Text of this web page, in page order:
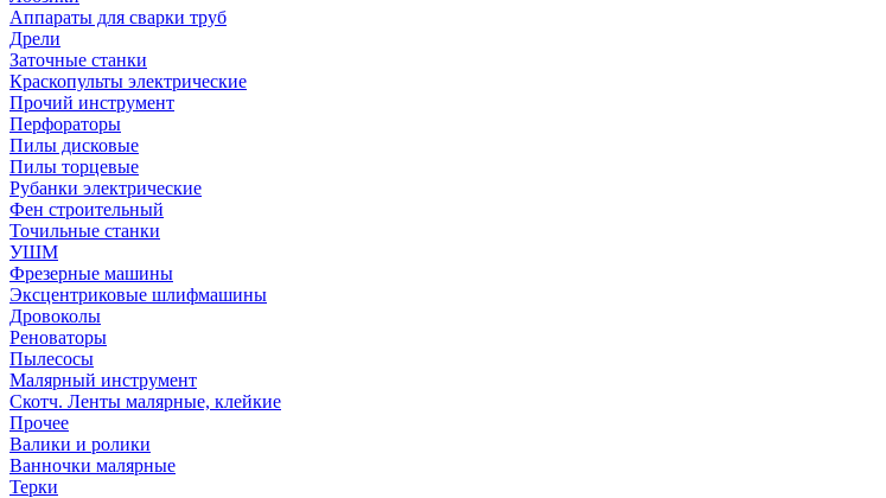
Аппараты для сварки труб
Дрели
Заточные станки
Краскопульты электрические
Прочий инструмент
Перфораторы
Пилы дисковые
Пилы торцевые
Рубанки электрические
Фен строительный
Точильные станки
УШМ
Фрезерные машины
Эксцентриковые шлифмашины
Дровоколы
Реноваторы
Пылесосы
Малярный инструмент
Скотч. Ленты малярные, клейкие
Прочее
Валики и ролики
Ванночки малярные
Терки